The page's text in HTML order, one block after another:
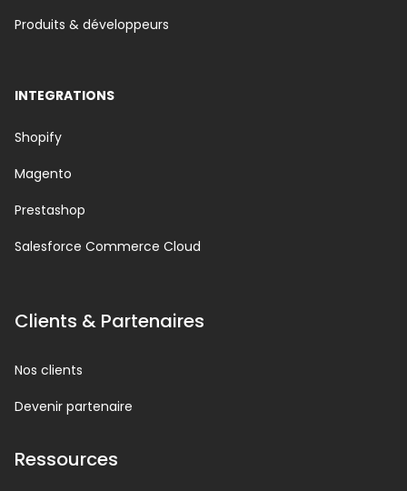
Produits & développeurs
INTEGRATIONS
Shopify
Magento
Prestashop
Salesforce Commerce Cloud
Clients & Partenaires
Nos clients
Devenir partenaire
Ressources